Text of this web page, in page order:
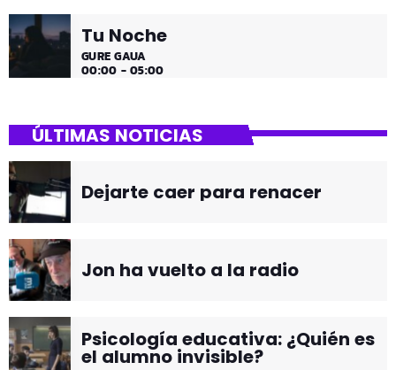
Tu Noche
GURE GAUA
00:00 - 05:00
ÚLTIMAS NOTICIAS
Dejarte caer para renacer
Jon ha vuelto a la radio
Psicología educativa: ¿Quién es
el alumno invisible?